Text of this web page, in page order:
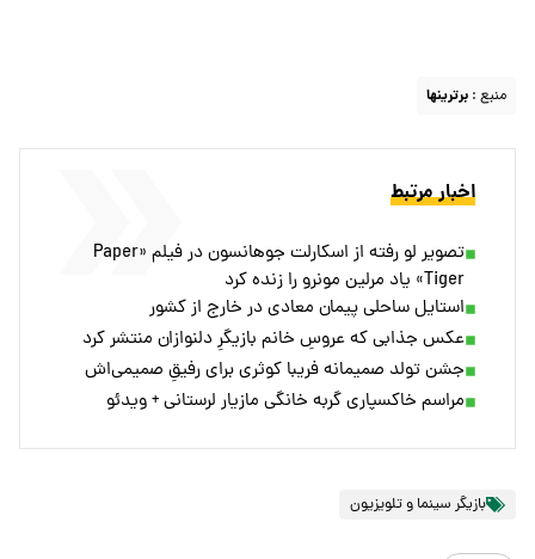
منبع : برترینها
اخبار مرتبط
تصویر لو رفته از اسکارلت جوهانسون در فیلم «Paper
Tiger» یاد مرلین مونرو را زنده کرد
استایل ساحلی پیمان معادی در خارج از کشور
عکس جذابی که عروسِ خانم بازیگرِ دلنوازان منتشر کرد
جشن تولد صمیمانه فریبا کوثری برای رفیقِ صمیمی‌اش
مراسم خاکسپاری گربه خانگی مازیار لرستانی + ویدئو
بازیگر سینما و تلویزیون